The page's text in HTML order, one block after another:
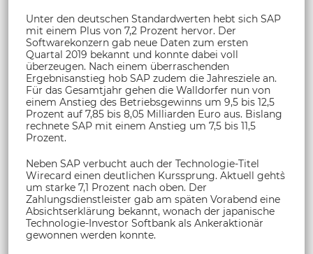
Unter den deutschen Standardwerten hebt sich SAP
mit einem Plus von 7,2 Prozent hervor. Der
Softwarekonzern gab neue Daten zum ersten
Quartal 2019 bekannt und konnte dabei voll
überzeugen. Nach einem überraschenden
Ergebnisanstieg hob SAP zudem die Jahresziele an.
Für das Gesamtjahr gehen die Walldorfer nun von
einem Anstieg des Betriebsgewinns um 9,5 bis 12,5
Prozent auf 7,85 bis 8,05 Milliarden Euro aus. Bislang
rechnete SAP mit einem Anstieg um 7,5 bis 11,5
Prozent.
Neben SAP verbucht auch der Technologie-Titel
Wirecard einen deutlichen Kurssprung. Aktuell geht`s
um starke 7,1 Prozent nach oben. Der
Zahlungsdienstleister gab am späten Vorabend eine
Absichtserklärung bekannt, wonach der japanische
Technologie-Investor Softbank als Ankeraktionär
gewonnen werden konnte.